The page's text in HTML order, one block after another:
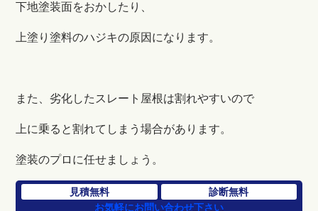
下地塗装面をおかしたり、
上塗り塗料のハジキの原因になります。
また、劣化したスレート屋根は割れやすいので
上に乗ると割れてしまう場合があります。
塗装のプロに任せましょう。
見積無料
診断無料
お気軽にお問い合わせ下さい